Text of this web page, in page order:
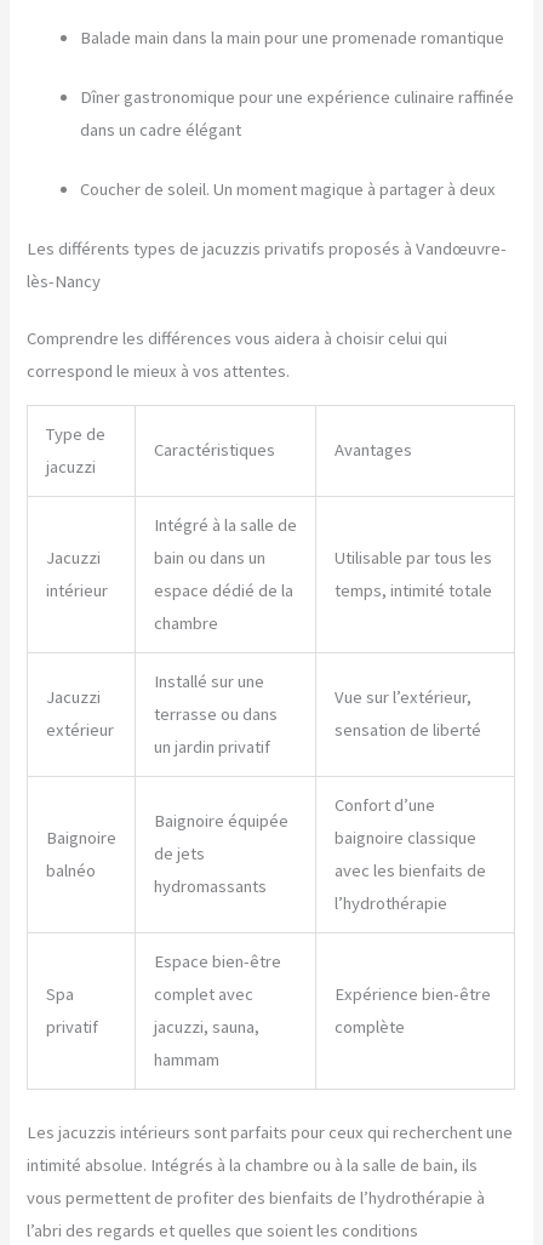
Balade main dans la main pour une promenade romantique
Dîner gastronomique pour une expérience culinaire raffinée
dans un cadre élégant
Coucher de soleil. Un moment magique à partager à deux
Les différents types de jacuzzis privatifs proposés à Vandœuvre-
lès-Nancy
Comprendre les différences vous aidera à choisir celui qui
correspond le mieux à vos attentes.
Type de
jacuzzi
Caractéristiques Avantages
Jacuzzi
intérieur
Intégré à la salle de
bain ou dans un
espace dédié de la
chambre
Utilisable par tous les
temps, intimité totale
Jacuzzi
extérieur
Installé sur une
terrasse ou dans
un jardin privatif
Vue sur l’extérieur,
sensation de liberté
Baignoire
balnéo
Baignoire équipée
de jets
hydromassants
Confort d’une
baignoire classique
avec les bienfaits de
l’hydrothérapie
Spa
privatif
Espace bien-être
complet avec
jacuzzi, sauna,
hammam
Expérience bien-être
complète
Les jacuzzis intérieurs sont parfaits pour ceux qui recherchent une
intimité absolue. Intégrés à la chambre ou à la salle de bain, ils
vous permettent de profiter des bienfaits de l’hydrothérapie à
l’abri des regards et quelles que soient les conditions